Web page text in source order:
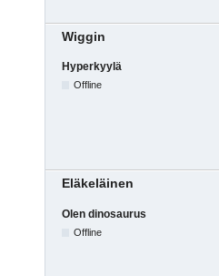
Wiggin
Hyperkyylä
Offline
Eläkeläinen
Olen dinosaurus
Offline